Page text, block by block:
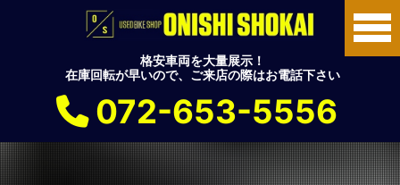
格安車両を大量展示！
在庫回転が早いので、ご来店の際はお電話下さい
072-653-5556